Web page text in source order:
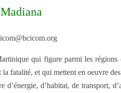
qui figure parmi les régions
fatalité, et qui mettent en oeuvre
d’énergie, d’habitat, de transport,